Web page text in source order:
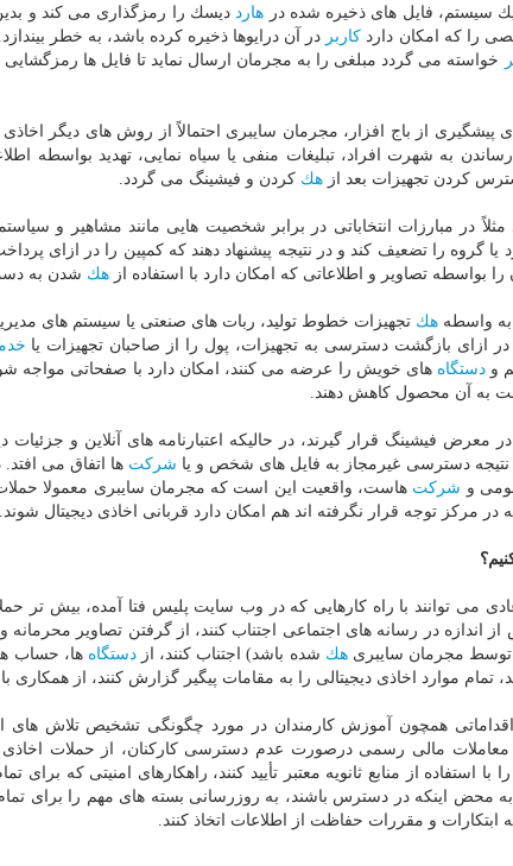
سیستم، فایل های ذخیره شده در هارددیسك را رمزگذاری می كند و
را كه امكان دارد كاربر در آن درایوها ذخیره كرده باشد، به خطر
خواسته می گردد مبلغی را به مجرمان ارسال نماید تا فایل ها رمزگشایی
پیشگیری از باج افزار، مجرمان سایبری احتمالاً از روش های دیگر اخاذی
به شهرت افراد، تبلیغات منفی یا سیاه نمایی، تهدید بواسطه
كردن تجهیزات بعد از هك كردن و فیشینگ می گردد.
در مبارزات انتخاباتی در برابر شخصیت هایی مانند مشاهیر و
گروه را تضعیف كند و در نتیجه پیشنهاد دهند كه كمپین را در ازای
را بواسطه تصاویر و اطلاعاتی كه امكان دارد با استفاده از هك شدن به دست
به واسطه هك تجهیزات خطوط تولید، ربات های صنعتی یا سیستم های
ازای بازگشت دسترسی به تجهیزات، پول را از صاحبان تجهیزات یا
و دستگاه های خویش را عرضه می كنند، امكان دارد با صفحاتی مواجه
به آن محصول كاهش دهند.
معرض فیشینگ قرار گیرند، در حالیكه اعتبارنامه های آنلاین و
دسترسی غیرمجاز به فایل های شخص و یا شركت ها اتفاق می
و شركت هاست، واقعیت این است كه مجرمان سایبری معمولا
مركز توجه قرار نگرفته اند هم امكان دارد قربانی اخاذی دیجیتال شوند.
عادی می توانند با راه كارهایی كه در وب سایت پلیس فتا آمده، بیش تر
از اندازه در رسانه های اجتماعی اجتناب كنند، از گرفتن تصاویر
توسط مجرمان سایبریهك شده باشد) اجتناب كنند، ازدستگاه ها، حساب
تمام موارد اخاذی دیجیتالی را به مقامات پیگیر گزارش كنند، از همكاری
همچون آموزش كارمندان در مورد چگونگی تشخیص تلاش های
معاملات مالی رسمی درصورت عدم دسترسی كاركنان، از حملات اخاذی
را با استفاده از منابع ثانویه معتبر تأیید كنند، راهكارهای امنیتی كه
به محض اینكه در دسترس باشند، به روزرسانی بسته های مهم را برای
ابتكارات و مقررات حفاظت از اطلاعات اتخاذ كنند.